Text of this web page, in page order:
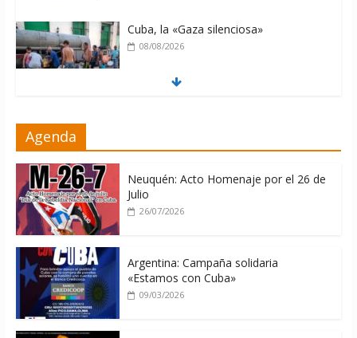
Díaz-Canel: «Cuba no tiene que
10/08/2026
Agenda
Neuquén: Acto Homenaje por el 26 de
Julio
26/07/2026
Argentina: Campaña solidaria
«Estamos con Cuba»
09/03/2026